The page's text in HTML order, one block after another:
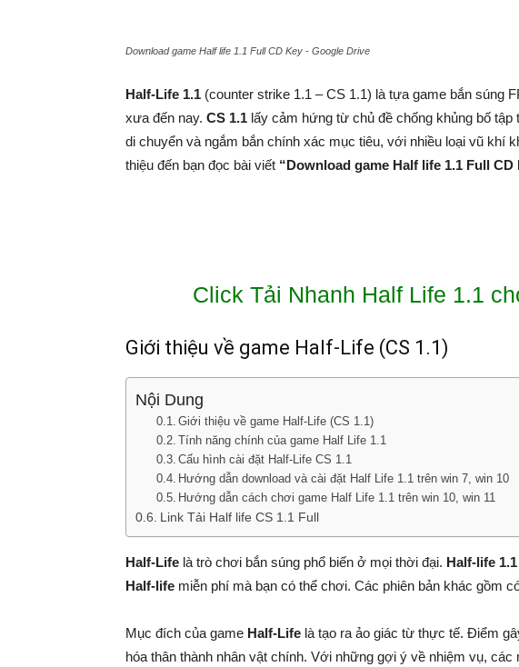
Download game Half life 1.1 Full CD Key - Google Drive
Half-Life 1.1 (counter strike 1.1 – CS 1.1) là tựa game bắn súng
xưa đến nay. CS 1.1 lấy cảm hứng từ chủ đề chống khủng bố
di chuyển và ngắm bắn chính xác mục tiêu, với nhiều loại vũ khí
thiệu đến bạn đọc bài viết “Download game Half life 1.1 Full CD
Click Tải Nhanh Half Life 1.1
Giới thiệu về game Half-Life (CS 1.1)
Nội Dung
Giới thiệu về game Half-Life (CS 1.1)
Tính năng chính của game Half Life 1.1
Cấu hình cài đặt Half-Life CS 1.1
Hướng dẫn download và cài đặt Half Life 1.1 trên win 7, win 10
Hướng dẫn cách chơi game Half Life 1.1 trên win 10, win 11
Link Tải Half life CS 1.1 Full
Half-Life là trò chơi bắn súng phổ biến ở mọi thời đại. Half-life
Half-life miễn phí mà bạn có thể chơi. Các phiên bản khác gồm
Mục đích của game Half-Life là tạo ra ảo giác từ thực tế. Điểm
hóa thân thành nhân vật chính. Với những gợi ý về nhiệm vụ,